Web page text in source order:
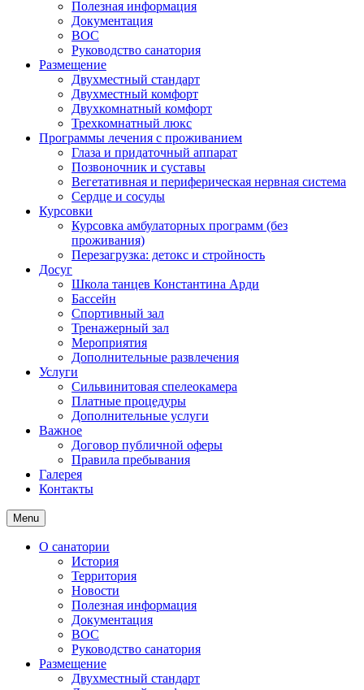
Полезная информация
Документация
ВОС
Руководство санатория
Размещение
Двухместный стандарт
Двухместный комфорт
Двухкомнатный комфорт
Трехкомнатный люкс
Программы лечения с проживанием
Глаза и придаточный аппарат
Позвоночник и суставы
Вегетативная и периферическая нервная система
Сердце и сосуды
Курсовки
Курсовка амбулаторных программ (без
проживания)
Перезагрузка: детокс и стройность
Досуг
Школа танцев Константина Арди
Бассейн
Спортивный зал
Тренажерный зал
Мероприятия
Дополнительные развлечения
Услуги
Сильвинитовая спелеокамера
Платные процедуры
Дополнительные услуги
Важное
Договор публичной оферы
Правила пребывания
Галерея
Контакты
Menu
О санатории
История
Территория
Новости
Полезная информация
Документация
ВОС
Руководство санатория
Размещение
Двухместный стандарт